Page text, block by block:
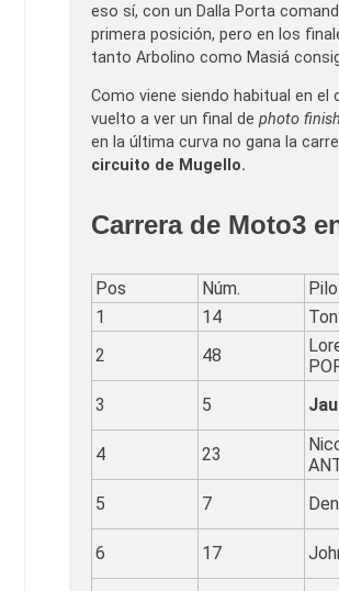
eso sí, con un Dalla Porta
primera posición, pero en los
tanto Arbolino como Masiá
Como viene siendo habitual en
vuelto a ver un final de photo
en la última curva no gana la
circuito de Mugello.
Carrera de Moto3
Pos Núm.
1
14
2
48
3 5
4 23
5 7
6 17